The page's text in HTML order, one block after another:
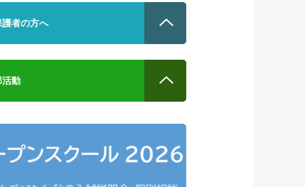
護者の方へ
活動